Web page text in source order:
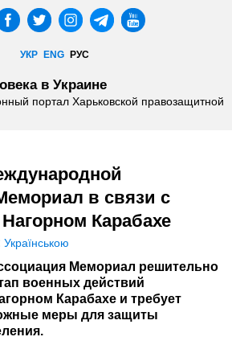
УКР ENG РУС
в Украине
портал Харьковской правозащитной
в связи с
Карабахе
Українською
Мемориал решительно
военных действий
Карабахе и требует
меры для защиты